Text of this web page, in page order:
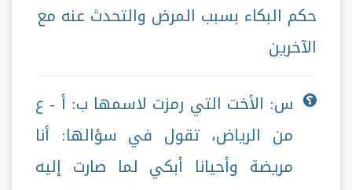
حكم البكاء بسبب المرض والتحدث عنه مع
الآخرين
س: الأخت التي رمزت لاسمها ب: أ - ع
من الرياض، تقول في سؤالها: أنا
مريضة وأحيانا أبكي لما صارت إليه